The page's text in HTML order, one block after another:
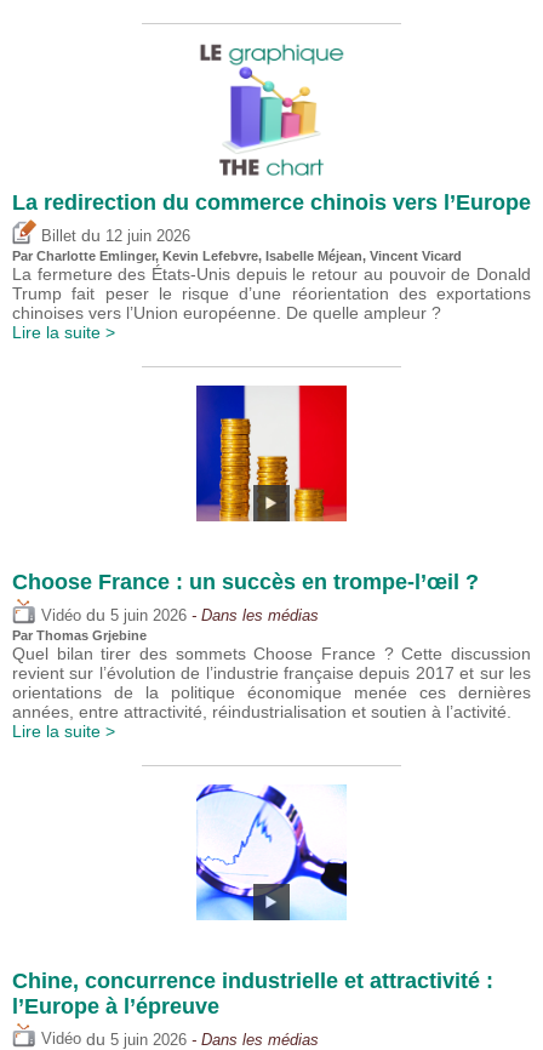
La redirection du commerce chinois vers l’Europe
Billet du 12 juin 2026
Par Charlotte Emlinger, Kevin Lefebvre, Isabelle Méjean, Vincent Vicard
La fermeture des États-Unis depuis le retour au pouvoir de Donald
Trump fait peser le risque d’une réorientation des exportations
chinoises vers l’Union européenne. De quelle ampleur ?
Lire la suite >
Choose France : un succès en trompe-l’œil ?
Vidéo du 5 juin 2026 - Dans les médias
Par Thomas Grjebine
Quel bilan tirer des sommets Choose France ? Cette discussion
revient sur l’évolution de l’industrie française depuis 2017 et sur les
orientations de la politique économique menée ces dernières
années, entre attractivité, réindustrialisation et soutien à l’activité.
Lire la suite >
Chine, concurrence industrielle et attractivité :
l’Europe à l’épreuve
Vidéo du 5 juin 2026 - Dans les médias